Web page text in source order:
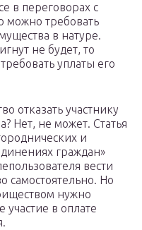
в переговорах с
можно требовать
в натуре.
не будет, то
уплаты его
отказать участнику
Нет, не может. Статья
и
граждан»
вести
самостоятельно. Но
нужно
участие в оплате